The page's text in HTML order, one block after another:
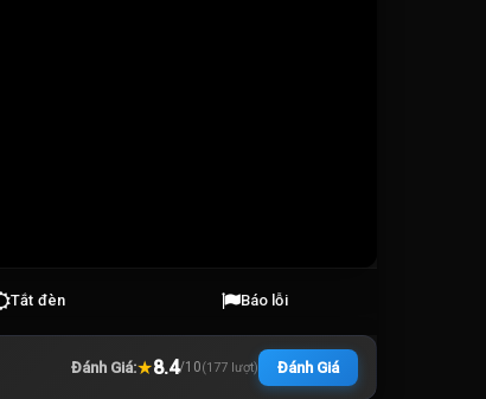
Tắt đèn Báo lỗi
Đánh Giá:★8.4/10(177 lượt) Đánh Giá